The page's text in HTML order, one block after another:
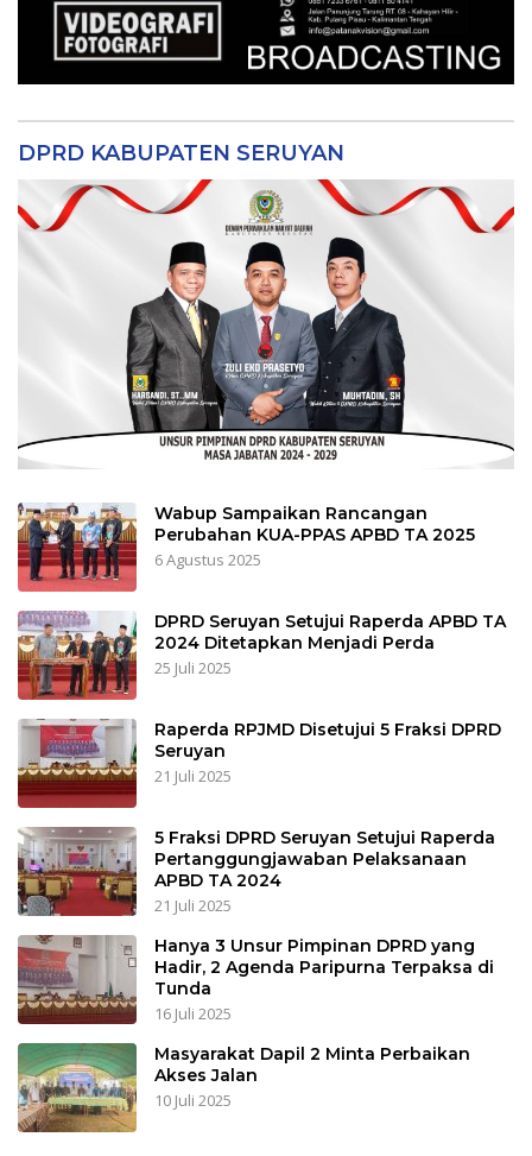
DPRD KABUPATEN SERUYAN
Wabup Sampaikan Rancangan
Perubahan KUA-PPAS APBD TA 2025
6 Agustus 2025
DPRD Seruyan Setujui Raperda APBD TA
2024 Ditetapkan Menjadi Perda
25 Juli 2025
Raperda RPJMD Disetujui 5 Fraksi DPRD
Seruyan
21 Juli 2025
5 Fraksi DPRD Seruyan Setujui Raperda
Pertanggungjawaban Pelaksanaan
APBD TA 2024
21 Juli 2025
Hanya 3 Unsur Pimpinan DPRD yang
Hadir, 2 Agenda Paripurna Terpaksa di
Tunda
16 Juli 2025
Masyarakat Dapil 2 Minta Perbaikan
Akses Jalan
10 Juli 2025